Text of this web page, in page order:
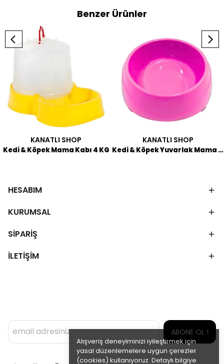
Alışveriş deneyiminizi iyileştirmek için
yasal düzenlemelere uygun çerezler
(cookies) kullanıyoruz. Detaylı bilgiye
Benzer Ürünler
KANATLI SHOP
Kedi & Köpek Mama Kabı 4 KG
KANATLI SHOP
Kedi & Köpek Yuvarlak Mama ve Su Kabı 18 CM (Kaymaz Taban)
HESABIM
KURUMSAL
SİPARİŞ
İLETİŞİM
ABONE OL !